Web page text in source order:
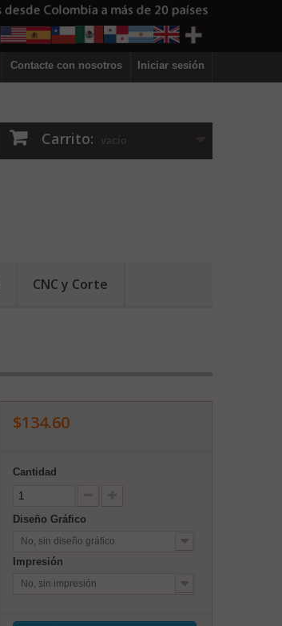
Iniciar sesión
Contacte con nosotros
Carrito: vacío
CNC y Corte
$134.60
Cantidad
Diseño Gráfico
No, sin diseño gráfico
Impresión
No, sin impresión